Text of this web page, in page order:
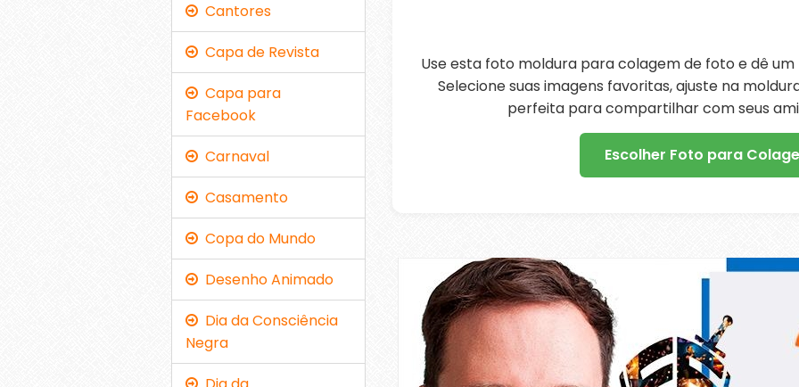
Use esta foto moldura para colagem de foto e dê um
Selecione suas imagens favoritas, ajuste na
perfeita para compartilhar com seus
Escolher Foto para
Cantores
Capa de Revista
Capa para
Facebook
Carnaval
Casamento
Copa do Mundo
Desenho Animado
Dia da Consciência
Negra